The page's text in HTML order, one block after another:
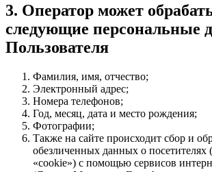
3. Оператор может
следующие персональные
Пользователя
Фамилия, имя, отчество;
Электронный адрес;
Номера телефонов;
Год, месяц, дата и место рождения;
Фотографии;
Также на сайте происходит сбор и
обезличенных данных о посетителях
«cookie») с помощью сервисов